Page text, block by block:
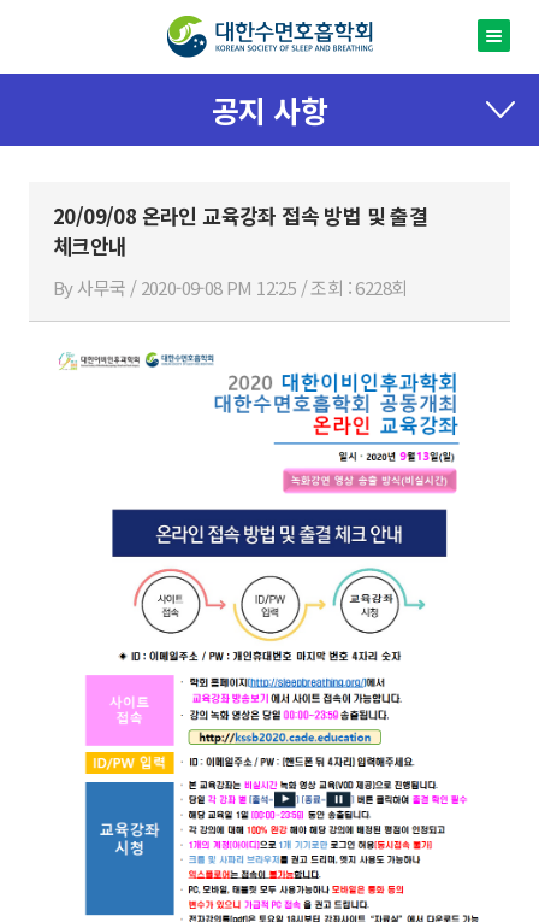
공지 사항
20/09/08 온라인 교육강좌 접속 방법 및 출결
체크안내
By 사무국 / 2020-09-08 PM 12:25 / 조회 : 6228회